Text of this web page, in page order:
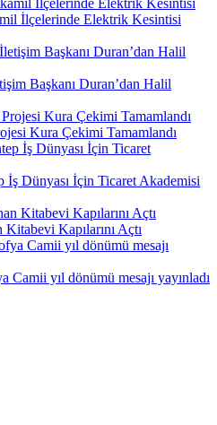
İlçelerinde Elektrik Kesintisi
Başkanı Duran’dan Halil
Kura Çekimi Tamamlandı
Dünyası İçin Ticaret Akademisi
Kapılarını Açtı
Camii yıl dönümü mesajı yayınladı